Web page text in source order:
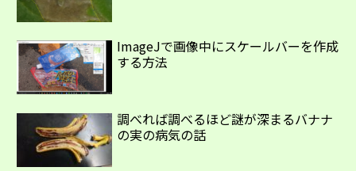
ImageJで画像中にスケールバーを作成
する方法
調べれば調べるほど謎が深まるバナナ
の実の病気の話